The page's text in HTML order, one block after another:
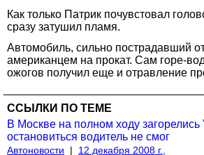
Как только Патрик почувстовал
сразу затушил пламя.
Автомобиль, сильно пострадавший
американцем на прокат. Сам горе-
ожогов получил еще и отравление
ССЫЛКИ ПО ТЕМЕ
В Москве на полном ходу
остановиться водитель не смог
Автоновости | 12 декабря 2008 г.,